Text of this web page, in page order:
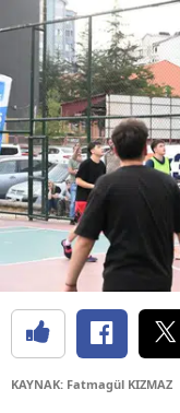
KAYNAK: Fatmagül KIZMAZ